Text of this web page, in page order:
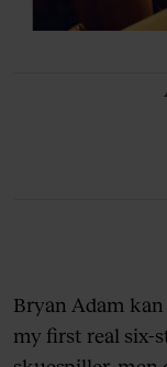
Bryan Adam kan
my first real six-